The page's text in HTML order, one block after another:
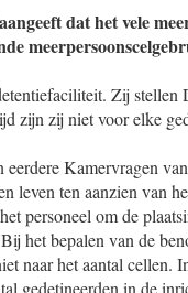
dat het vele
Zij stellen
zijn zij niet voor elke
eerdere Kamervragen
leven ten aanzien van
personeel om de
het bepalen van de
naar het aantal
gedetineerden in de